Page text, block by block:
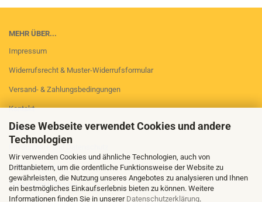
Diese Webseite verwendet Cookies und andere
Technologien
Wir verwenden Cookies und ähnliche Technologien, auch von
Drittanbietern, um die ordentliche Funktionsweise der Website zu
gewährleisten, die Nutzung unseres Angebotes zu analysieren und Ihnen
ein bestmögliches Einkaufserlebnis bieten zu können. Weitere
Informationen finden Sie in unserer Datenschutzerklärung.
MEHR ÜBER...
Impressum
Widerrufsrecht & Muster-Widerrufsformular
Versand- & Zahlungsbedingungen
Kontakt
AGB
Privatsphäre und Datenschutz
Callback Service
Cookie Einstellungen